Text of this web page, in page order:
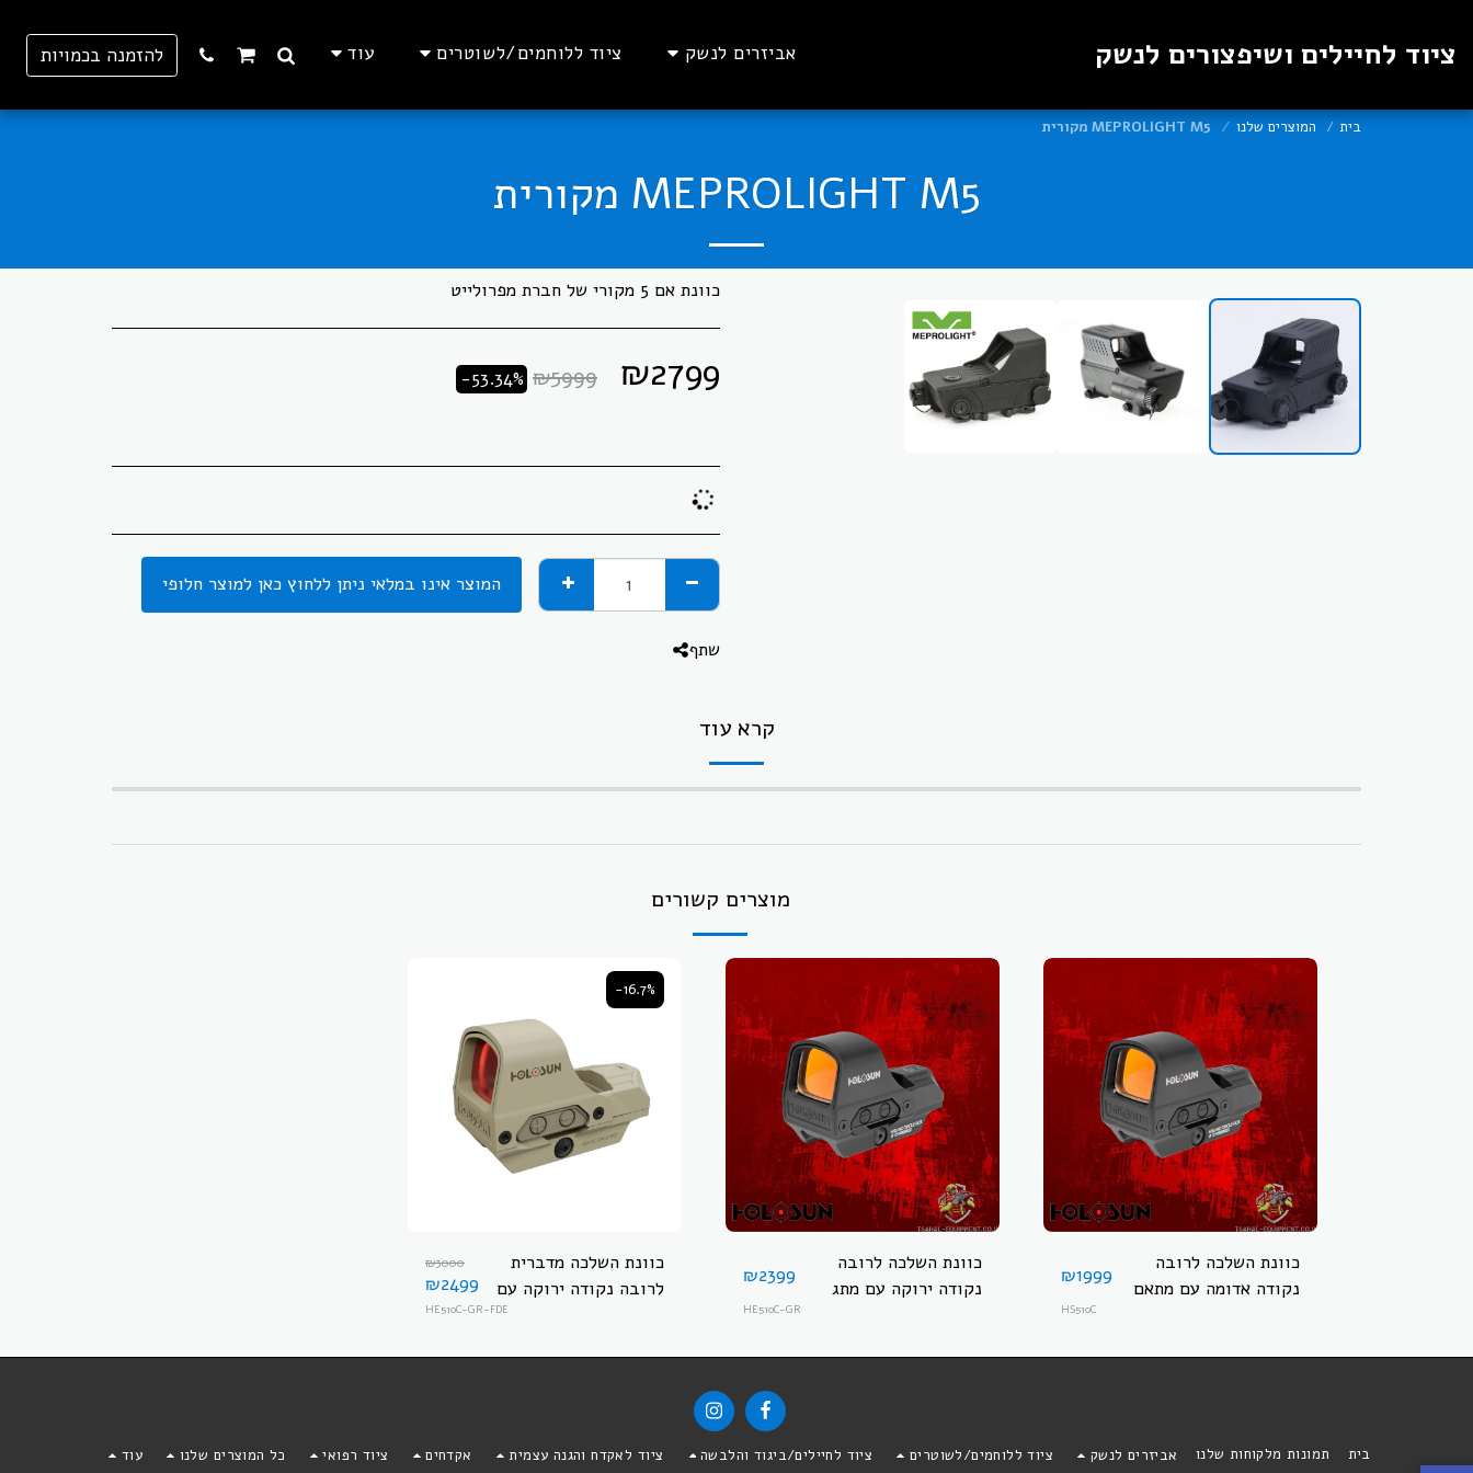
ציוד לחיילים ושיפצורים לנשק אביזרים לנשק ציוד ללוחמים/לשוטרים עוד להזמנה בכמויות
בית המוצרים שלנו MEPROLIGHT M5 מקורית
MEPROLIGHT M5 מקורית
כוונת אם 5 מקורי של חברת מפרולייט
₪2799
₪5999
-53.34%
המוצר אינו במלאי ניתן ללחוץ כאן למוצר חלופי
שתף
קרא עוד
מוצרים קשורים
כוונת השלכה לרובה
נקודה אדומה עם מתאם
₪1999
HS510C
כוונת השלכה לרובה
נקודה ירוקה עם מתג
₪2399
HE510C-GR
-16.7%
כוונת השלכה מדברית
לרובה נקודה ירוקה עם
₪3000
₪2499
HE510C-GR-FDE
בית תמונות מלקוחות שלנו אביזרים לנשק ציוד ללוחמים/לשוטרים ציוד לחיילים/ביגוד והלבשה ציוד לאקדח והגנה עצמית אקדחים ציוד רפואי כל המוצרים שלנו עוד